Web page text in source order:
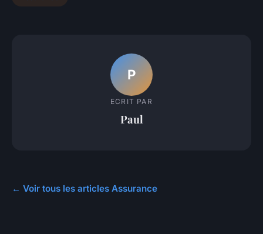
P
ECRIT PAR
Paul
← Voir tous les articles Assurance